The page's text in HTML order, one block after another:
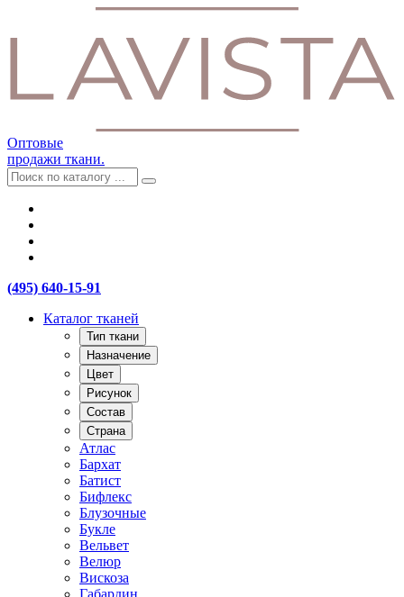
Оптовые
продажи ткани.
(495) 640-15-91
Каталог тканей
Тип ткани
Назначение
Цвет
Рисунок
Состав
Страна
Атлас
Бархат
Батист
Бифлекс
Блузочные
Букле
Вельвет
Велюр
Вискоза
Габардин